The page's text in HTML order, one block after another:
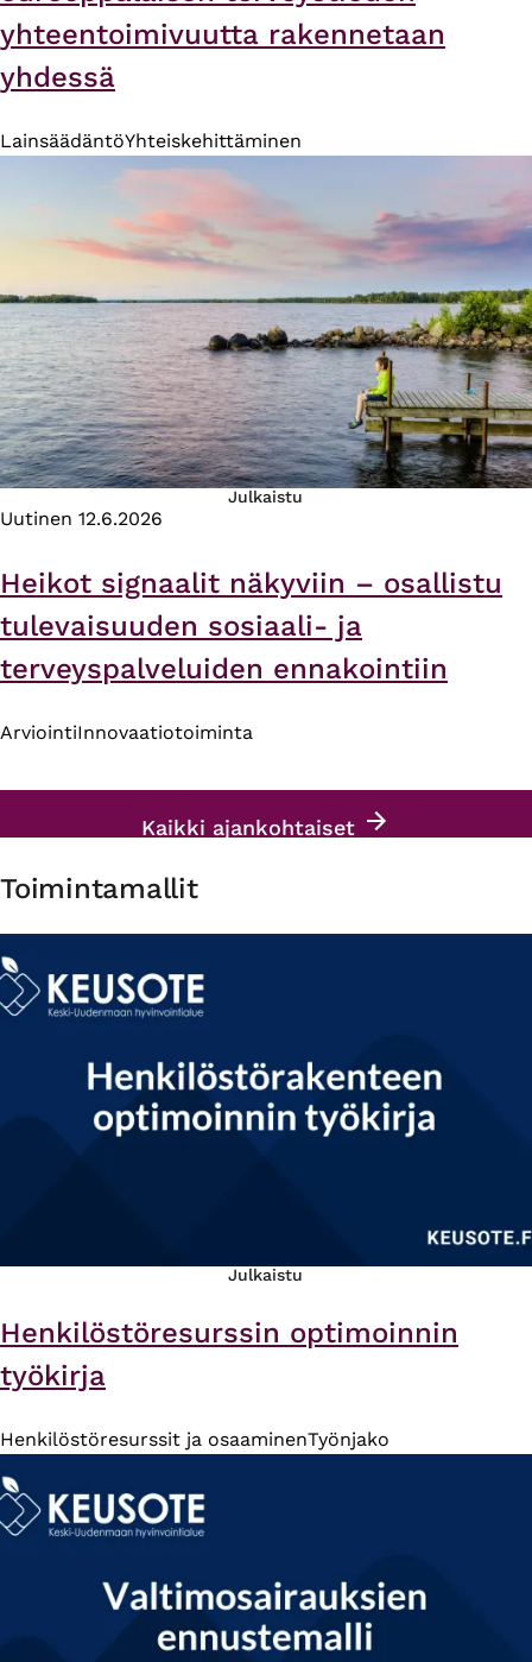
yhteentoimivuutta rakennetaan
yhdessä
LainsäädäntöYhteiskehittäminen
Julkaistu
Uutinen 12.6.2026
Heikot signaalit näkyviin – osallistu
tulevaisuuden sosiaali- ja
terveyspalveluiden ennakointiin
ArviointiInnovaatiotoiminta
Kaikki ajankohtaiset
Toimintamallit
Julkaistu
Henkilöstöresurssin optimoinnin
työkirja
Henkilöstöresurssit ja osaaminenTyönjako